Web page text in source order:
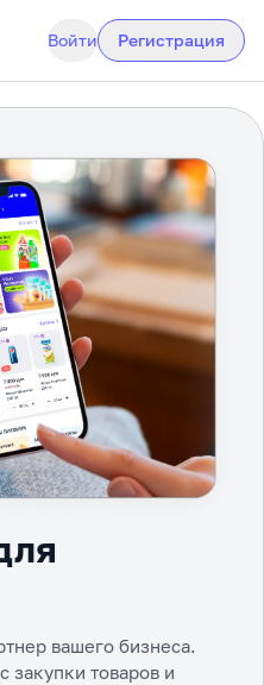
Войти Регистрация
вашего бизнеса.
закупки товаров и